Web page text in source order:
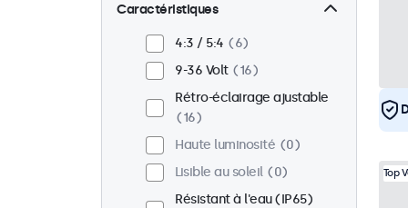
Caractéristiques
4:3 / 5:4
6
9-36 Volt
16
Rétro-éclairage ajustable
16
Haute luminosité
0
Lisible au soleil
0
Résistant à l'eau (IP65)
Top